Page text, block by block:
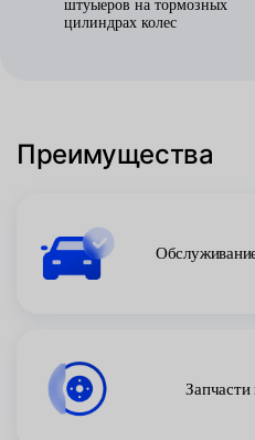
штуыеров на тормозных
цилиндрах колес
Преимущества
Запчасти